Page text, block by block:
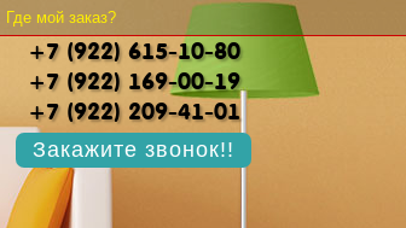
Где мой заказ?
+7 (922) 615-10-80
+7 (922) 169-00-19
+7 (922) 209-41-01
Закажите звонок!!